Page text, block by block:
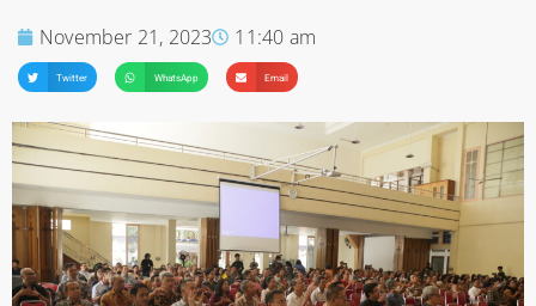
November 21, 2023 11:40 am
Twitter WhatsApp Email